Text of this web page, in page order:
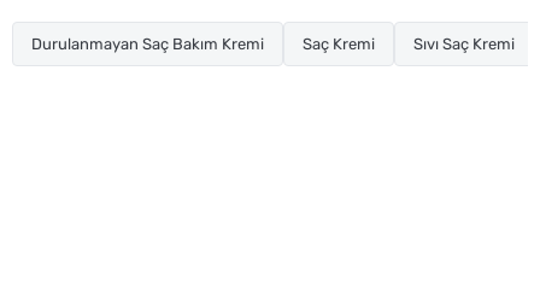
Durulanmayan Saç Bakım Kremi Saç Kremi Sıvı Saç Kremi